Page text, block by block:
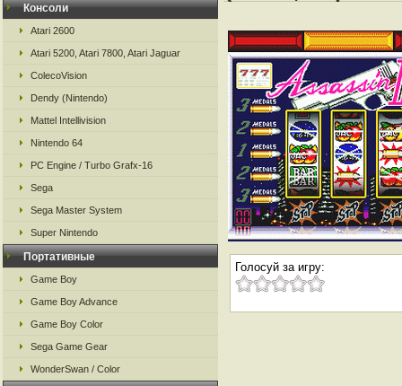
Консоли
Atari 2600
Atari 5200, Atari 7800, Atari Jaguar
ColecoVision
Dendy (Nintendo)
Mattel Intellivision
Nintendo 64
PC Engine / Turbo Grafx-16
Sega
Sega Master System
Super Nintendo
Портативные
Game Boy
Game Boy Advance
Game Boy Color
Sega Game Gear
WonderSwan / Color
Голосуй за игру: